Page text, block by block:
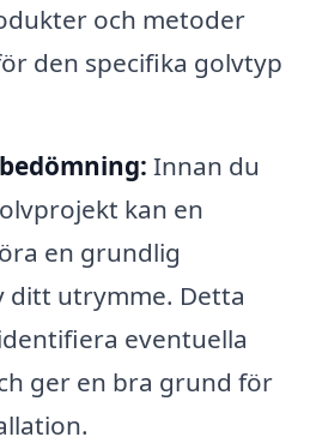
och metoder
den specifika golvtyp
Innan du
kan en
en grundlig
ditt utrymme. Detta
eventuella
ger en bra grund för